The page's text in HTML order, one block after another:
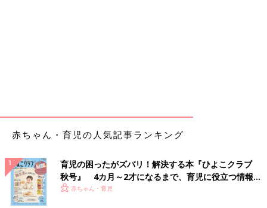
赤ちゃん・育児の人気記事ランキング
育児の困ったがズバリ！解決する本『ひよこクラブ
秋号』 4カ月～2才になるまで、育児に役立つ情報が
いっぱい！
赤ちゃん・育児